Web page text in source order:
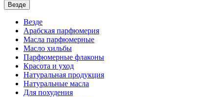
Везде
Везде
Арабская парфюмерия
Масла парфюмерные
Масло хильбы
Парфюмерные флаконы
Красота и уход
Натуральная продукция
Натуральные масла
Для похудения